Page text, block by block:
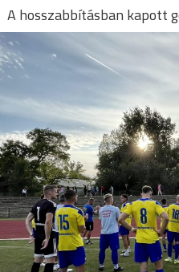
A hosszabbításban kapott